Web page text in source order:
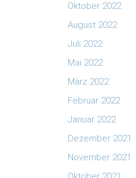
Oktober 2022
August 2022
Juli 2022
Mai 2022
März 2022
Februar 2022
Januar 2022
Dezember 2021
November 2021